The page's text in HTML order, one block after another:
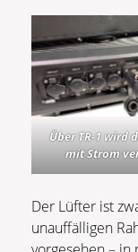
Über TR-1 wird
mit Strom
Der Lüfter ist
unauffälligen